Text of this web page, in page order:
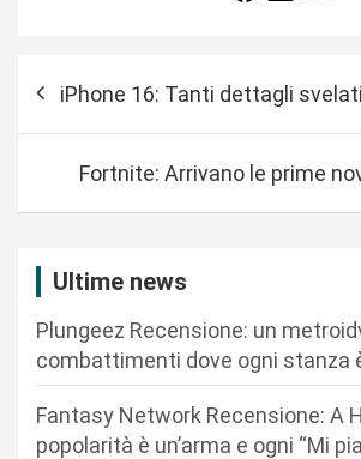
iPhone 16: Tanti dettagli svelati
Fortnite: Arrivano le prime
Ultime news
Plungeez Recensione: un
combattimenti dove ogni stanza
Fantasy Network Recensione: A
popolarità è un’arma e ogni “Mi